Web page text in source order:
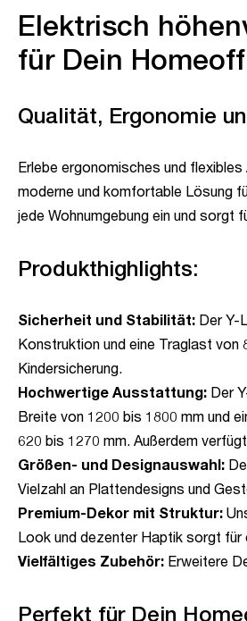
Elektrisch
für Dein
Qualität, Ergonomie
Erlebe ergonomisches und
moderne und komfortable Lösung
jede Wohnumgebung ein und sorgt
Produkthighlights:
Sicherheit und Stabilität: Der Y-
Konstruktion und eine Traglast
Kindersicherung.
Hochwertige Ausstattung: Der
Breite von 1200 bis 1800 mm und
620 bis 1270 mm. Außerdem
Größen- und Designauswahl:
Vielzahl an Plattendesigns und
Premium-Dekor mit Struktur:
Look und dezenter Haptik sorgt für
Vielfältiges Zubehör: Erweitere
Perfekt für Dein